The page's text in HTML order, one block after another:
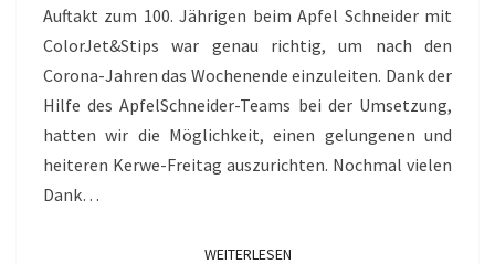
Auftakt zum 100. Jährigen beim Apfel Schneider mit
ColorJet&Stips war genau richtig, um nach den
Corona-Jahren das Wochenende einzuleiten. Dank der
Hilfe des ApfelSchneider-Teams bei der Umsetzung,
hatten wir die Möglichkeit, einen gelungenen und
heiteren Kerwe-Freitag auszurichten. Nochmal vielen
Dank…
WEITERLESENWEITERLESEN